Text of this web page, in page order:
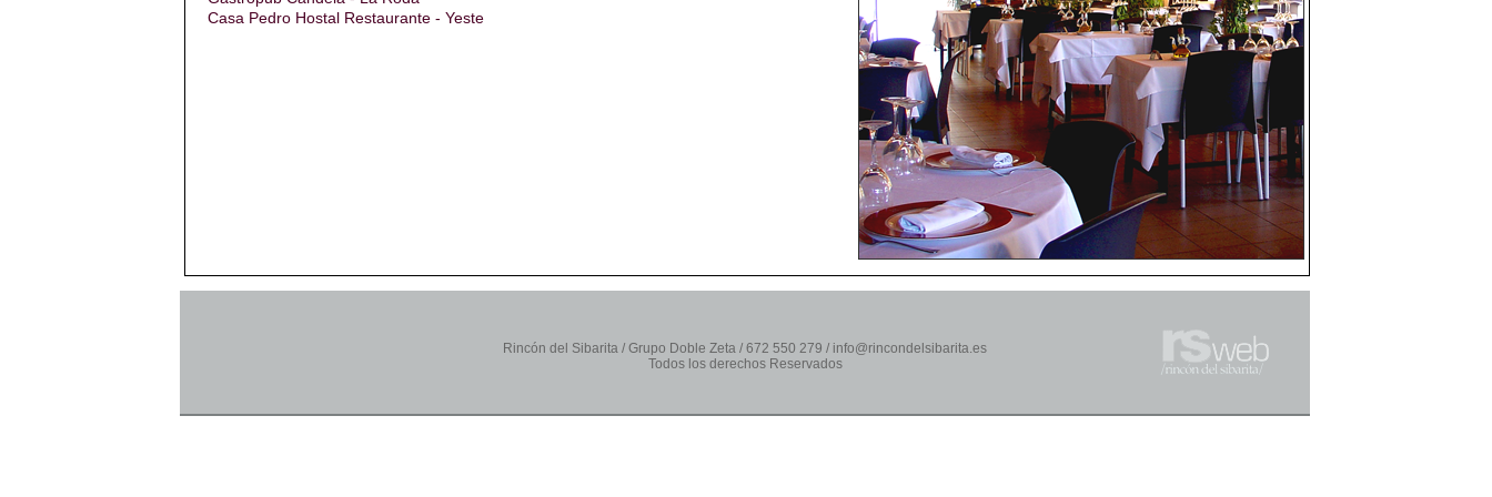
Casa Pedro Hostal Restaurante - Yeste
Rincón del Sibarita / Grupo Doble Zeta / 672 550 279 / info@rincondelsibarita.es
Todos los derechos Reservados